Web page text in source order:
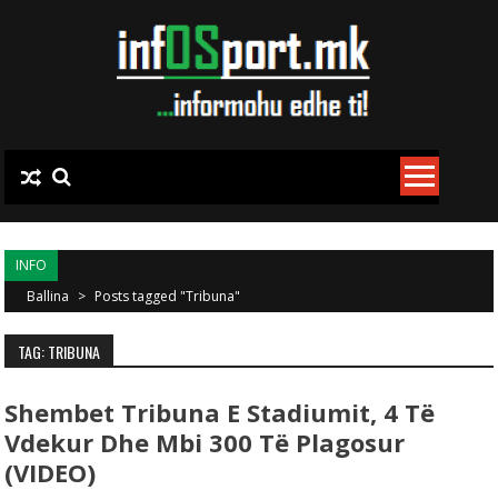
INFO
Ballina > Posts tagged "Tribuna"
TAG: TRIBUNA
Shembet Tribuna E Stadiumit, 4 Të
Vdekur Dhe Mbi 300 Të Plagosur
(VIDEO)